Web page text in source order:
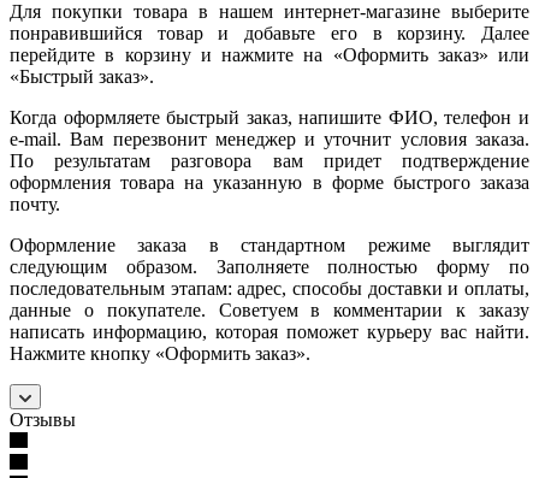
Для покупки товара в нашем интернет-магазине выберите
понравившийся товар и добавьте его в корзину. Далее
перейдите в корзину и нажмите на «Оформить заказ» или
«Быстрый заказ».
Когда оформляете быстрый заказ, напишите ФИО, телефон и
e-mail. Вам перезвонит менеджер и уточнит условия заказа.
По результатам разговора вам придет подтверждение
оформления товара на указанную в форме быстрого заказа
почту.
Оформление заказа в стандартном режиме выглядит
следующим образом. Заполняете полностью форму по
последовательным этапам: адрес, способы доставки и оплаты,
данные о покупателе. Советуем в комментарии к заказу
написать информацию, которая поможет курьеру вас найти.
Нажмите кнопку «Оформить заказ».
Отзывы